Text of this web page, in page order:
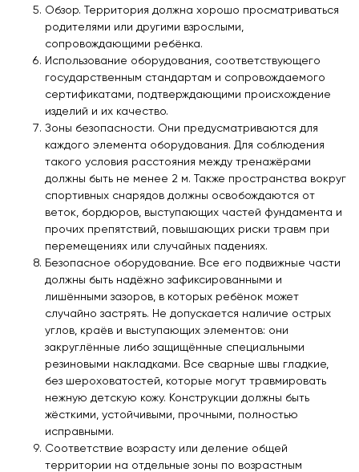
Обзор. Территория должна хорошо просматриваться
родителями или другими взрослыми,
сопровождающими ребёнка.
Использование оборудования, соответствующего
государственным стандартам и сопровождаемого
сертификатами, подтверждающими происхождение
изделий и их качество.
Зоны безопасности. Они предусматриваются для
каждого элемента оборудования. Для соблюдения
такого условия расстояния между тренажёрами
должны быть не менее 2 м. Также пространства вокруг
спортивных снарядов должны освобождаются от
веток, бордюров, выступающих частей фундамента и
прочих препятствий, повышающих риски травм при
перемещениях или случайных падениях.
Безопасное оборудование. Все его подвижные части
должны быть надёжно зафиксированными и
лишёнными зазоров, в которых ребёнок может
случайно застрять. Не допускается наличие острых
углов, краёв и выступающих элементов: они
закруглённые либо защищённые специальными
резиновыми накладками. Все сварные швы гладкие,
без шероховатостей, которые могут травмировать
нежную детскую кожу. Конструкции должны быть
жёсткими, устойчивыми, прочными, полностью
исправными.
Соответствие возрасту или деление общей
территории на отдельные зоны по возрастным